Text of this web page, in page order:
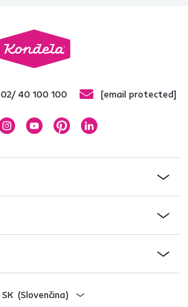
02/ 40 100 100 [email protected]
SK (Slovenčina)